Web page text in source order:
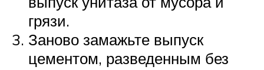
грязи.
Заново замажьте выпуск
цементом, разведенным без